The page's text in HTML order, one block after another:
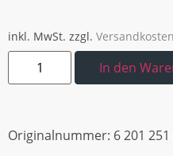
inkl. MwSt. zzgl. Versandkosten
In den
Originalnummer: 6 201